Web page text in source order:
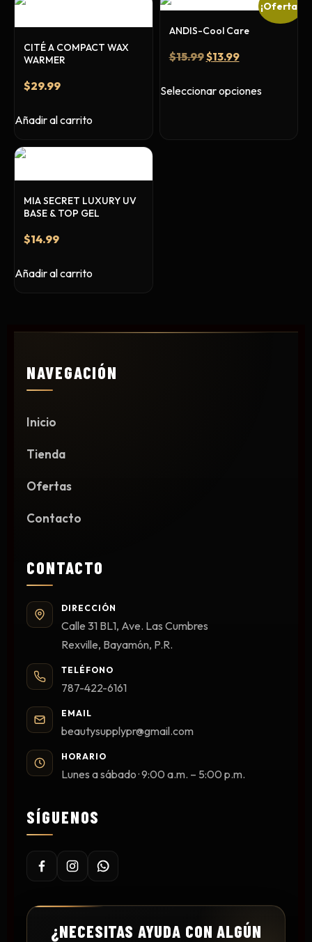
Mesas y Maletas
Herramientas y Accesorios
Máquinas de Pedicura
Otros
Equipos y Más
Ofertas
CITÉ A COMPACT WAX
WARMER
$29.99
Añadir al carrito
¡Oferta!
ANDIS-Cool Care
$15.99$13.99
Seleccionar opciones
MIA SECRET LUXURY UV
BASE & TOP GEL
$14.99
Añadir al carrito
NAVEGACIÓN
Inicio
Tienda
Ofertas
Contacto
CONTACTO
DIRECCIÓN
Calle 31 BL1, Ave. Las Cumbres
Rexville, Bayamón, P.R.
TELÉFONO
787-422-6161
EMAIL
beautysupplypr@gmail.com
HORARIO
Lunes a sábado · 9:00 a.m. – 5:00 p.m.
SÍGUENOS
¿NECESITAS AYUDA CON ALGÚN